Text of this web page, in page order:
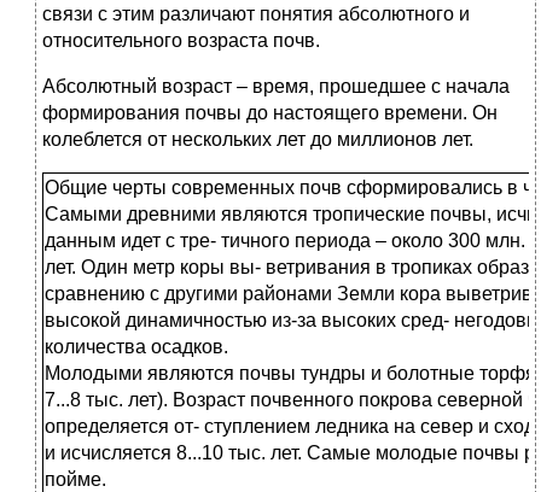
связи с этим различают понятия абсолютного и
относительного возраста почв.
Абсолютный возраст ‒ время, прошедшее с начала
формирования почвы до настоящего времени. Он
колеблется от нескольких лет до миллионов лет.
Общие черты современных почв сформировались в
Самыми древними являются тропические почвы,
данным идет с тре- тичного периода – около 300 млн.
лет. Один метр коры вы- ветривания в тропиках
сравнению с другими районами Земли кора
высокой динамичностью из-за высоких сред-
количества осадков.
Молодыми являются почвы тундры и болотные
7...8 тыс. лет). Возраст почвенного покрова северной
определяется от- ступлением ледника на север и
и исчисляется 8...10 тыс. лет. Самые молодые почвы
пойме.